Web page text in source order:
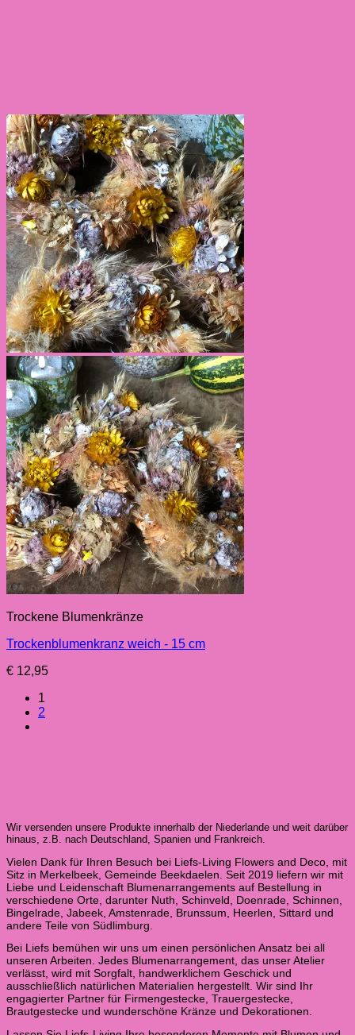
Trockene Blumenkränze
Trockenblumenkranz weich - 15 cm
€ 12,95
1
2
Wir versenden unsere Produkte innerhalb der Niederlande und weit darüber
hinaus, z.B. nach Deutschland, Spanien und Frankreich.
Vielen Dank für Ihren Besuch bei Liefs-Living Flowers and Deco, mit
Sitz in Merkelbeek, Gemeinde Beekdaelen. Seit 2019 liefern wir mit
Liebe und Leidenschaft Blumenarrangements auf Bestellung in
verschiedene Orte, darunter Nuth, Schinveld, Doenrade, Schinnen,
Bingelrade, Jabeek, Amstenrade, Brunssum, Heerlen, Sittard und
andere Teile von Südlimburg.
Bei Liefs bemühen wir uns um einen persönlichen Ansatz bei all
unseren Arbeiten. Jedes Blumenarrangement, das unser Atelier
verlässt, wird mit Sorgfalt, handwerklichem Geschick und
ausschließlich natürlichen Materialien hergestellt. Wir sind Ihr
engagierter Partner für Firmengestecke, Trauergestecke,
Brautgestecke und wunderschöne Kränze und Dekorationen.